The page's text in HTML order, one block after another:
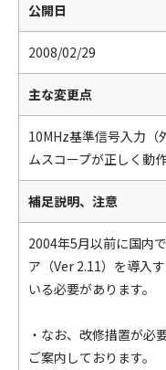
公開日
2008/02/29
主な変更点
10MHz基準信号入力（
ムスコープが正しく動
補足説明、注意
2004年5月以前に国内
ア（Ver 2.11）を導入
いる必要があります。
・なお、改修措置が必
ご案内しております。